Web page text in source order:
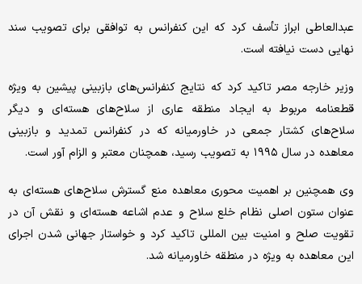
عبدالعاطی ابراز تأسف کرد که این کنفرانس به توافقی برای تصویب سند
نهایی دست نیافته است.
وزیر خارجه مصر تاکید کرد که نتایج کنفرانس‌های بازبینی پیشین به ویژه
قطعنامه مربوط به ایجاد منطقه عاری از سلاح‌های هسته‌ای و دیگر
سلاح‌های کشتار جمعی در خاورمیانه که در کنفرانس تمدید و بازبینی
معاهده در سال ۱۹۹۵ به تصویب رسید، همچنان معتبر و الزام آور است.
وی همچنین بر اهمیت محوری معاهده منع گسترش سلاح‌های هسته‌ای به
عنوان ستون اصلی نظام خلع سلاح و عدم اشاعه هسته‌ای و نقش آن در
تقویت صلح و امنیت بین المللی تاکید کرد و خواستار جهانی شدن اجرای
این معاهده به ویژه در منطقه خاورمیانه شد.